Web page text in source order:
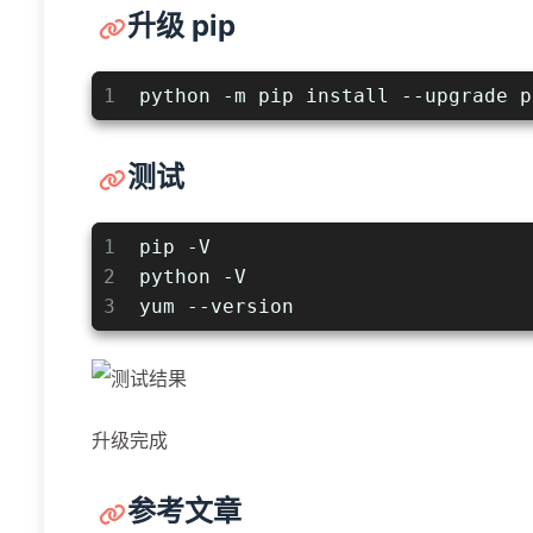
升级 pip
1 python -m pip install --upgrade
测试
1
2
3
pip -V
python -V
yum --version
升级完成
参考文章